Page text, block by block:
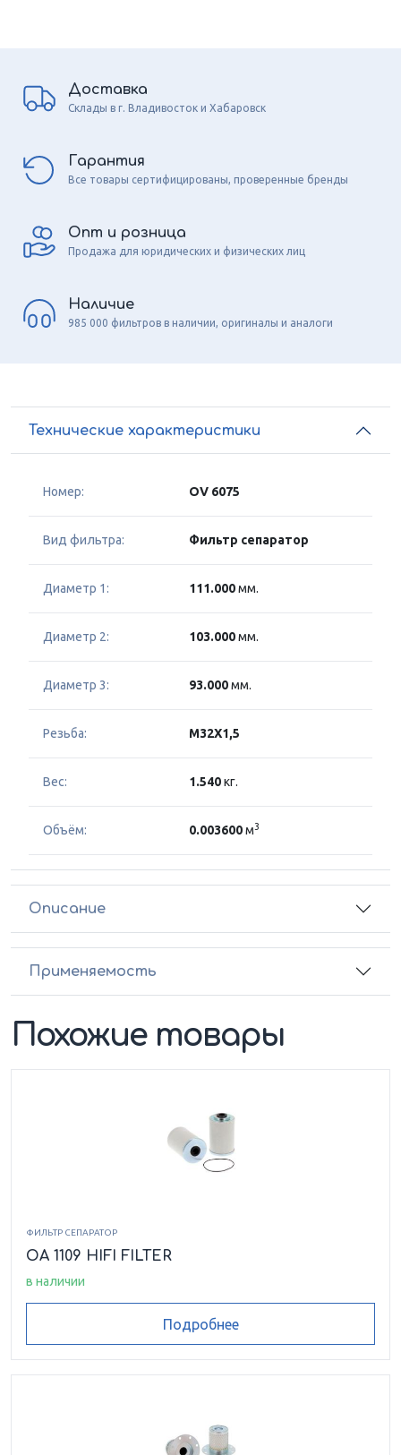
Доставка
Склады в г. Владивосток и Хабаровск
Гарантия
Все товары сертифицированы, проверенные бренды
Опт и розница
Продажа для юридических и физических лиц
Наличие
985 000 фильтров в наличии, оригиналы и аналоги
Технические характеристики
Номер: OV 6075
Вид фильтра: Фильтр сепаратор
Диаметр 1: 111.000мм.
Диаметр 2: 103.000мм.
Диаметр 3: 93.000мм.
Резьба: M32X1,5
Вес: 1.540кг.
Объём: 0.003600м3
Описание
Применяемость
Похожие товары
ФИЛЬТР СЕПАРАТОР
OA 1109 HIFI FILTER
в наличии
Подробнее